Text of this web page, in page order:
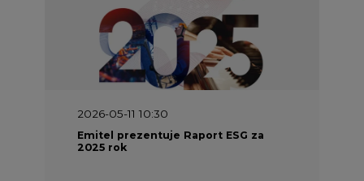
2026-05-11 10:30
Emitel prezentuje Raport ESG za
2025 rok